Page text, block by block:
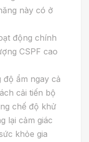
này có ở
động chính
CSPF cao
độ ẩm ngay cả
cải tiến bộ
chế độ khử
lại cảm giác
khỏe gia